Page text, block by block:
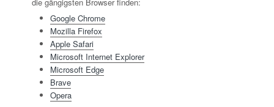
Google Chrome
Mozilla Firefox
Apple Safari
Microsoft Internet Explorer
Microsoft Edge
Brave
Opera